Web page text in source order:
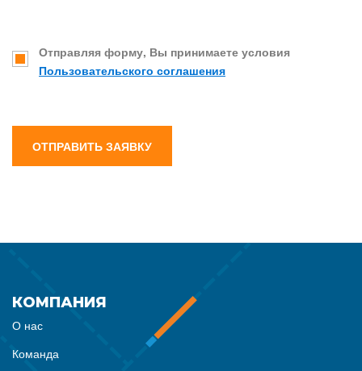
Отправляя форму, Вы принимаете условия
Пользовательского соглашения
ОТПРАВИТЬ ЗАЯВКУ
КОМПАНИЯ
О нас
Команда